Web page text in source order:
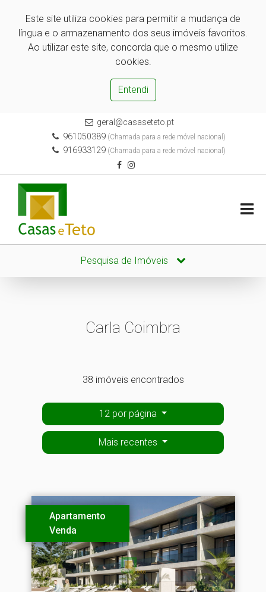
Este site utiliza cookies para permitir a mudança de
língua e o armazenamento dos seus imóveis favoritos.
Ao utilizar este site, concorda que o mesmo utilize
cookies.
Entendi
geral@casaseteto.pt
961050389 (Chamada para a rede móvel nacional)
916933129 (Chamada para a rede móvel nacional)
Pesquisa de Imóveis
Carla Coimbra
38 imóveis encontrados
12 por página
Mais recentes
Apartamento
Venda